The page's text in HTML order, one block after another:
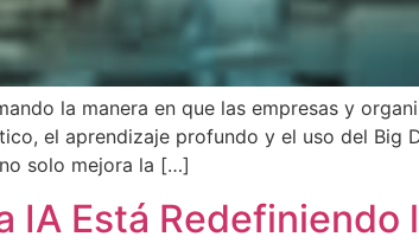
la manera en que las empresas y
el aprendizaje profundo y el uso del Big
solo mejora la […]
IA Está Redefiniendo